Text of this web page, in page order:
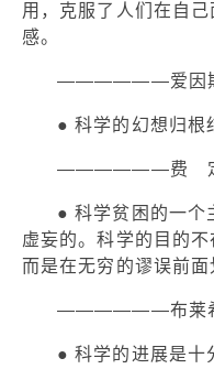
用，克服了人们在自
感。
——————爱因
● 科学的幻想归根
——————费
● 科学贫困的一个
虚妄的。科学的目的不
而是在无穷的谬误前面
——————布莱
● 科学的进展是十